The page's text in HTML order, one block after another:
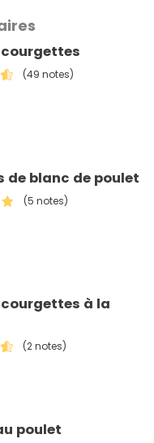
courgettes
(49 notes)
de blanc de poulet
(5 notes)
courgettes à la
(2 notes)
poulet